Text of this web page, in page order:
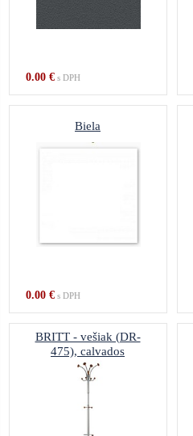
0.00 €s DPH
Biela
0.00 €s DPH
BRITT - vešiak (DR-
475), calvados